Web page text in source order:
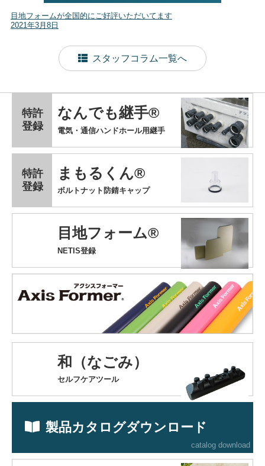
目地フォームが全国的にご好評いただいてます
2021年3月8日
スタッフコラム一覧へ
なんでも継手®
特許
登録
電気・通信ハンドホール用継手
まもるくん®
特許
登録
ボルトナット防錆キャップ
目地フォーム®
NETIS登録
和（なごみ）
セルフケアツール
製品カタログダウンロード
catalog download